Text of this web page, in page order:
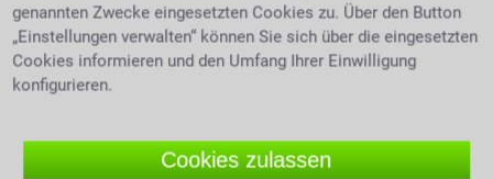
4.0 /5(694 Bewertungen)
genannten Zwecke eingesetzten Cookies zu. Über den Button
„Einstellungen verwalten“ können Sie sich über die eingesetzten
Cookies informieren und den Umfang Ihrer Einwilligung
konfigurieren.
Cookies zulassen